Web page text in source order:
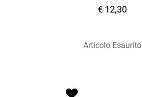
€ 12,30
Articolo Esaurito